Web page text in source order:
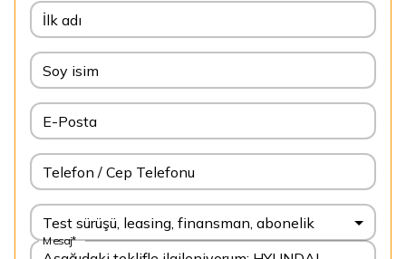
İlk adı
Soy isim
E-Posta
Telefon / Cep Telefonu
Test sürüşü, leasing, finansman, abonelik
Mesaj*